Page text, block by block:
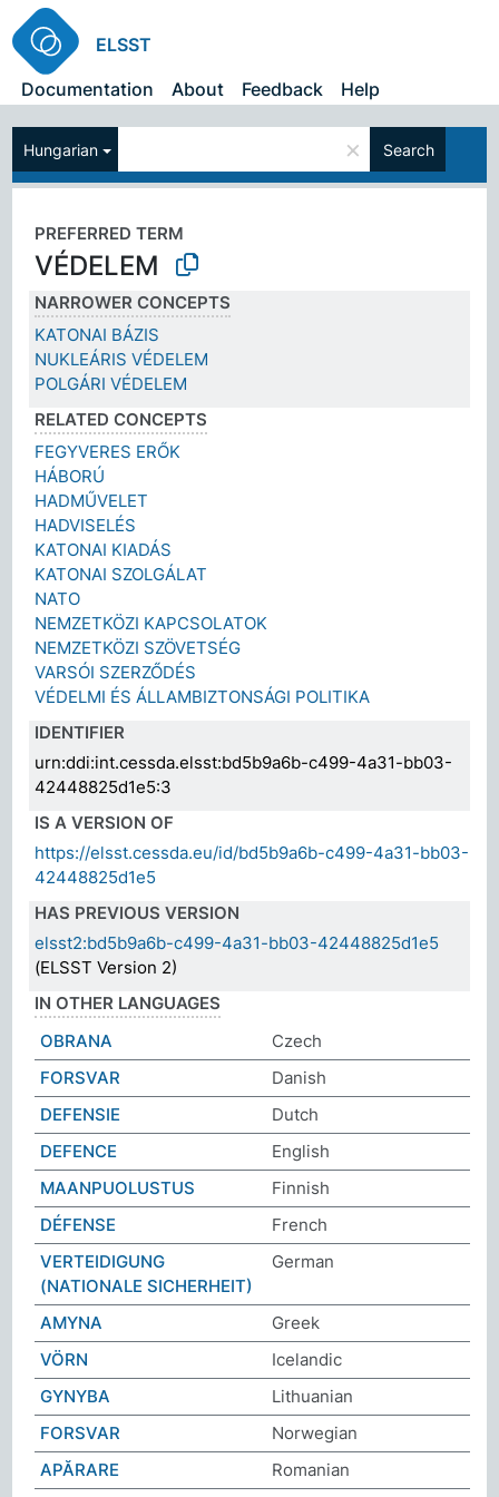
ELSST
Documentation
About Feedback Help
Hungarian × Search
PREFERRED TERM
VÉDELEM
NARROWER CONCEPTS
KATONAI BÁZIS
NUKLEÁRIS VÉDELEM
POLGÁRI VÉDELEM
RELATED CONCEPTS
FEGYVERES ERŐK
HÁBORÚ
HADMŰVELET
HADVISELÉS
KATONAI KIADÁS
KATONAI SZOLGÁLAT
NATO
NEMZETKÖZI KAPCSOLATOK
NEMZETKÖZI SZÖVETSÉG
VARSÓI SZERZŐDÉS
VÉDELMI ÉS ÁLLAMBIZTONSÁGI POLITIKA
IDENTIFIER
urn:ddi:int.cessda.elsst:bd5b9a6b-c499-4a31-bb03-
42448825d1e5:3
IS A VERSION OF
https://elsst.cessda.eu/id/bd5b9a6b-c499-4a31-bb03-
42448825d1e5
HAS PREVIOUS VERSION
elsst2:bd5b9a6b-c499-4a31-bb03-42448825d1e5
(ELSST Version 2)
IN OTHER LANGUAGES
OBRANA
Czech
FORSVAR
Danish
DEFENSIE
Dutch
DEFENCE
English
MAANPUOLUSTUS
Finnish
DÉFENSE
French
VERTEIDIGUNG
(NATIONALE SICHERHEIT)
German
ΑΜΥΝΑ
Greek
VÖRN
Icelandic
GYNYBA
Lithuanian
FORSVAR
Norwegian
APĂRARE
Romanian